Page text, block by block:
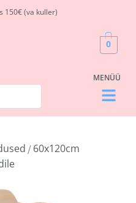
150€ (va kuller)
0
/ 60x120cm